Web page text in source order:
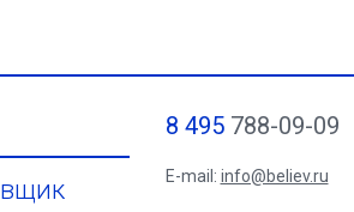
8 495788-09-09
E-mail: info@believ.ru